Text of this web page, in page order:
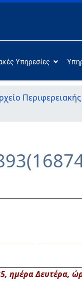
Υπηρεσίες
ημέρα Δευτέρα,